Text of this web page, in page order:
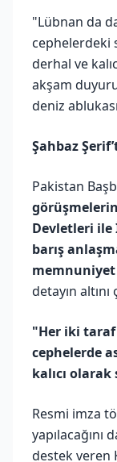
"Lübnan da
cephelerdeki
derhal ve
akşam
deniz
Şahbaz
Pakistan
Devletleri ile
barış
detayın altını
"Her iki
cephelerde
kalıcı
Resmi imza
destek veren